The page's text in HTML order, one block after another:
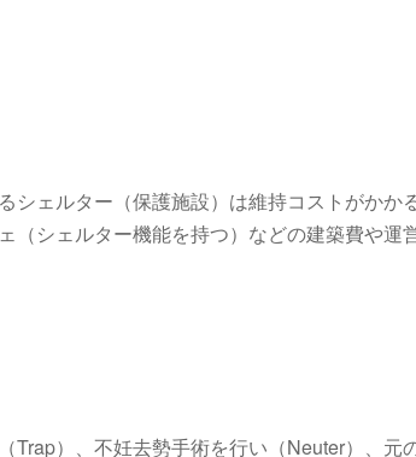
シェルター（保護施設）は維持コストがかか
（シェルター機能を持つ）などの建築費や運
Trap）、不妊去勢手術を行い（Neuter）、元